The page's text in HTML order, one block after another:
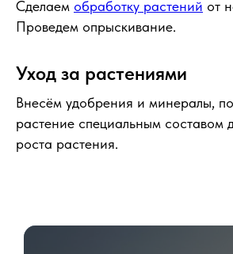
Сделаем обработку растений от
Проведем опрыскивание.
Уход за растениями
Внесём удобрения и минералы,
растение специальным составом
роста растения.